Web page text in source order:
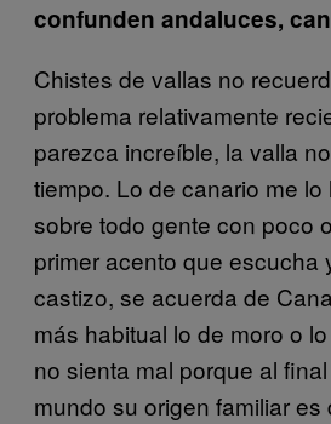
confunden andaluces,
Chistes de vallas no
problema relativamente
parezca increíble, la valla
tiempo. Lo de canario me
sobre todo gente con poco
primer acento que escucha
castizo, se acuerda de
más habitual lo de moro o
no sienta mal porque al
mundo su origen familiar